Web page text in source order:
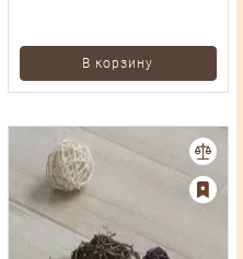
В корзину